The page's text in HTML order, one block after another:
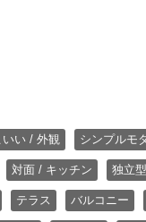
い / 外観 シンプルモ
対面 / キッチン 独立
テラス バルコニー